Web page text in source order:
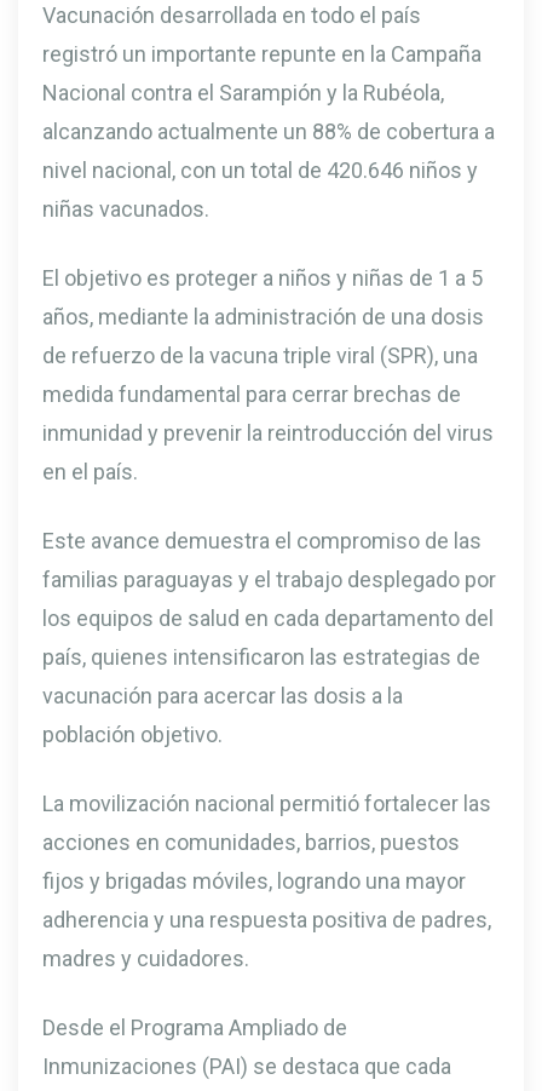
Vacunación desarrollada en todo el país
registró un importante repunte en la Campaña
Nacional contra el Sarampión y la Rubéola,
alcanzando actualmente un 88% de cobertura a
nivel nacional, con un total de 420.646 niños y
niñas vacunados.
El objetivo es proteger a niños y niñas de 1 a 5
años, mediante la administración de una dosis
de refuerzo de la vacuna triple viral (SPR), una
medida fundamental para cerrar brechas de
inmunidad y prevenir la reintroducción del virus
en el país.
Este avance demuestra el compromiso de las
familias paraguayas y el trabajo desplegado por
los equipos de salud en cada departamento del
país, quienes intensificaron las estrategias de
vacunación para acercar las dosis a la
población objetivo.
La movilización nacional permitió fortalecer las
acciones en comunidades, barrios, puestos
fijos y brigadas móviles, logrando una mayor
adherencia y una respuesta positiva de padres,
madres y cuidadores.
Desde el Programa Ampliado de
Inmunizaciones (PAI) se destaca que cada